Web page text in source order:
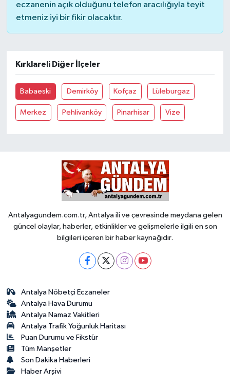
eczanenin açık olduğunu telefon aracılığıyla teyit
etmeniz iyi bir fikir olacaktır.
Kırklareli Diğer İlçeler
Babaeski Demirköy Kofçaz Lüleburgaz
Merkez Pehlivanköy Pinarhisar Vize
Antalyagundem.com.tr, Antalya ili ve çevresinde meydana gelen
güncel olaylar, haberler, etkinlikler ve gelişmelerle ilgili en son
bilgileri içeren bir haber kaynağıdır.
Antalya Nöbetçi Eczaneler
Antalya Hava Durumu
Antalya Namaz Vakitleri
Antalya Trafik Yoğunluk Haritası
Puan Durumu ve Fikstür
Tüm Manşetler
Son Dakika Haberleri
Haber Arşivi